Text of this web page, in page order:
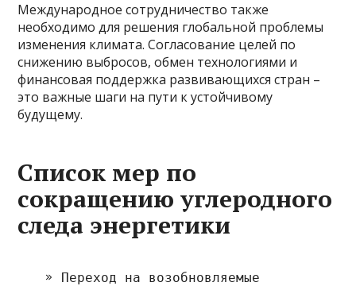
Международное сотрудничество также
необходимо для решения глобальной проблемы
изменения климата. Согласование целей по
снижению выбросов, обмен технологиями и
финансовая поддержка развивающихся стран –
это важные шаги на пути к устойчивому
будущему.
Список мер по
сокращению углеродного
следа энергетики
Переход на возобновляемые